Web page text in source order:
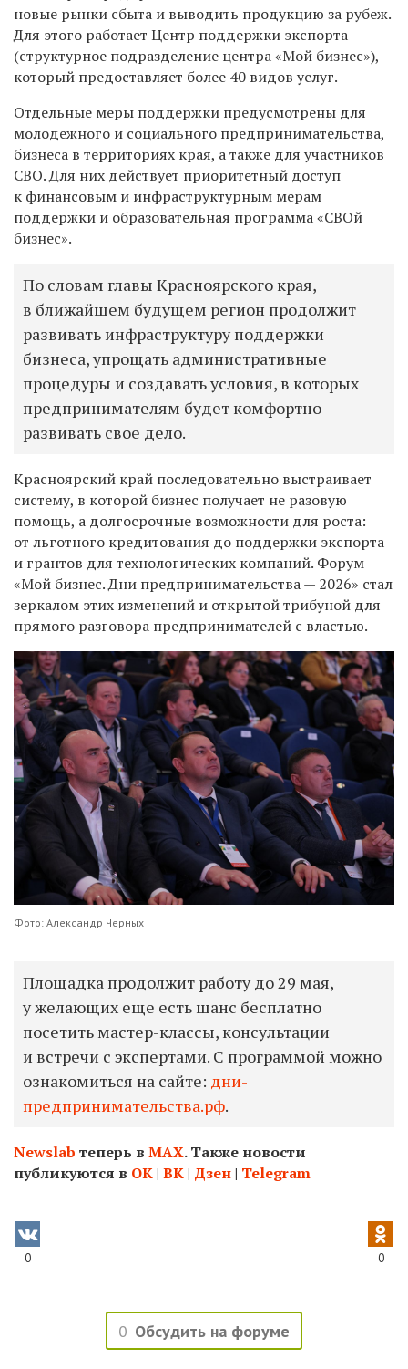
новые рынки сбыта и выводить продукцию за рубеж.
Для этого работает Центр поддержки экспорта
(структурное подразделение центра «Мой бизнес»),
который предоставляет более 40 видов услуг.
Отдельные меры поддержки предусмотрены для
молодежного и социального предпринимательства,
бизнеса в территориях края, а также для участников
СВО. Для них действует приоритетный доступ
к финансовым и инфраструктурным мерам
поддержки и образовательная программа «СВОй
бизнес».
По словам главы Красноярского края,
в ближайшем будущем регион продолжит
развивать инфраструктуру поддержки
бизнеса, упрощать административные
процедуры и создавать условия, в которых
предпринимателям будет комфортно
развивать свое дело.
Красноярский край последовательно выстраивает
систему, в которой бизнес получает не разовую
помощь, а долгосрочные возможности для роста:
от льготного кредитования до поддержки экспорта
и грантов для технологических компаний. Форум
«Мой бизнес. Дни предпринимательства — 2026» стал
зеркалом этих изменений и открытой трибуной для
прямого разговора предпринимателей с властью.
Фото: Александр Черных
Площадка продолжит работу до 29 мая,
у желающих еще есть шанс бесплатно
посетить мастер-классы, консультации
и встречи с экспертами. С программой можно
ознакомиться на сайте: дни-
предпринимательства.рф.
Newslab теперь в МАХ. Также новости
публикуются в ОК| ВК| Дзен| Telegram
0 0
0 Обсудить на форуме